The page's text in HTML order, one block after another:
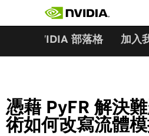
NVIDIA 部落格 加入
憑藉 PyFR 解決
術如何改寫流體